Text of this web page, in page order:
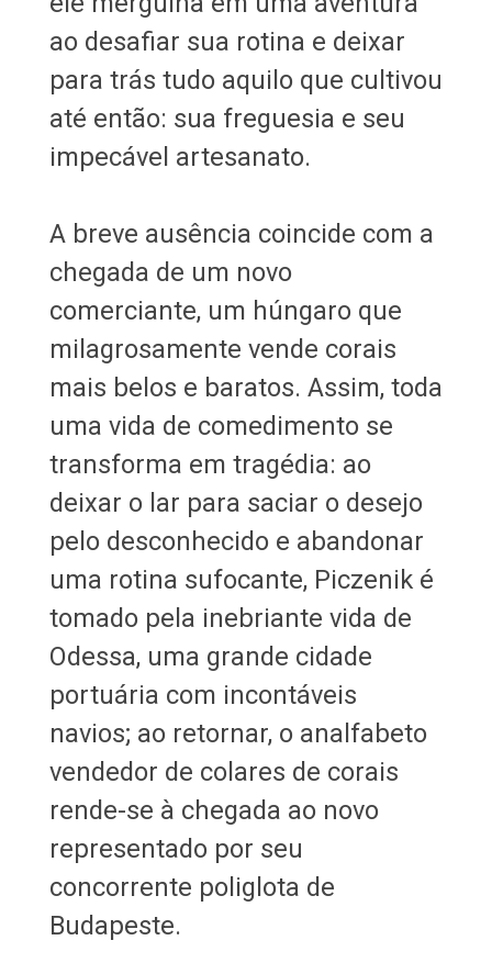
ao desafiar sua rotina e deixar
para trás tudo aquilo que cultivou
até então: sua freguesia e seu
impecável artesanato.
A breve ausência coincide com a
chegada de um novo
comerciante, um húngaro que
milagrosamente vende corais
mais belos e baratos. Assim, toda
uma vida de comedimento se
transforma em tragédia: ao
deixar o lar para saciar o desejo
pelo desconhecido e abandonar
uma rotina sufocante, Piczenik é
tomado pela inebriante vida de
Odessa, uma grande cidade
portuária com incontáveis
navios; ao retornar, o analfabeto
vendedor de colares de corais
rende-se à chegada ao novo
representado por seu
concorrente poliglota de
Budapeste.